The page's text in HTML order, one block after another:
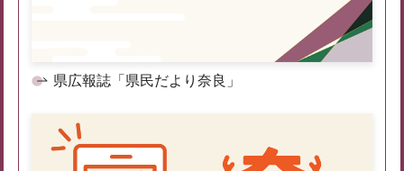
県広報誌「県民だより奈良」